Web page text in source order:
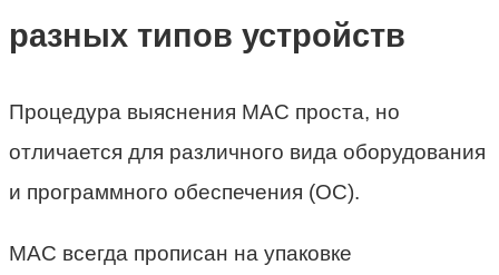
разных типов устройств
Процедура выяснения MAC проста, но
отличается для различного вида оборудования
и программного обеспечения (ОС).
МАС всегда прописан на упаковке